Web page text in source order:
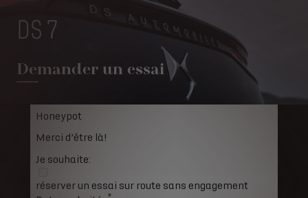
DS 7
Demander un essai